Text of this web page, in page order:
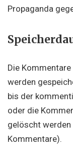
Propaganda
Die
werden
bis der
oder die
gelöscht werden
Kommentare).